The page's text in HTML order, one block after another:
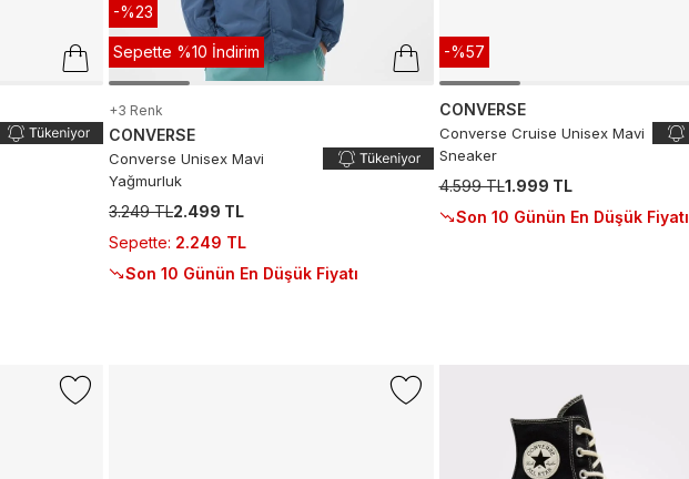
-%23
Sepette %10 İndirim
+3 Renk
CONVERSE
Converse Unisex Mavi
Yağmurluk
3.249 TL2.499 TL
Sepette: 2.249 TL
Son 10 Günün En Düşük Fiyatı
-%57
CONVERSE
Converse Cruise Unisex Mavi
Sneaker
4.599 TL1.999 TL
Son 10 Günün En Düşük Fiyatı